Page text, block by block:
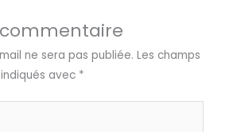
ne sera pas publiée. Les champs
avec *